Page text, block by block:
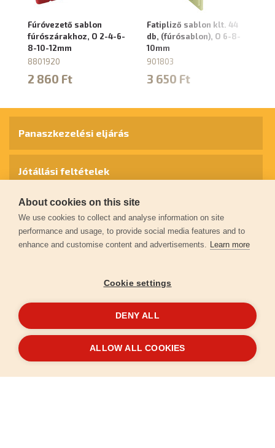
Fúróvezető sablon
fúrószárakhoz, O 2-4-6-
8-10-12mm
8801920
2 860 Ft
Fatipliző sablon klt. 44
db, (fúrósablon), O 6-8-
10mm
901803
3 650 Ft
© 2026extol.hu- Minden jog fenntartva
Panaszkezelési eljárás
Jótállási feltételek
Személyes adatok védelme
Kapcsolat
Garancia regisztráció
LétrehoztaFEO
About cookies on this site
We use cookies to collect and analyse information on site
performance and usage, to provide social media features and to
enhance and customise content and advertisements. Learn more
Cookie settings
DENY ALL
ALLOW ALL COOKIES